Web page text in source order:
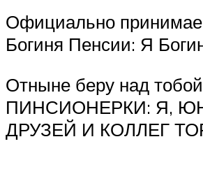
Официально
Богиня Пенсии: Я
Отныне беру над
ПИНСИОНЕРКИ: Я,
ДРУЗЕЙ И КОЛЛЕГ